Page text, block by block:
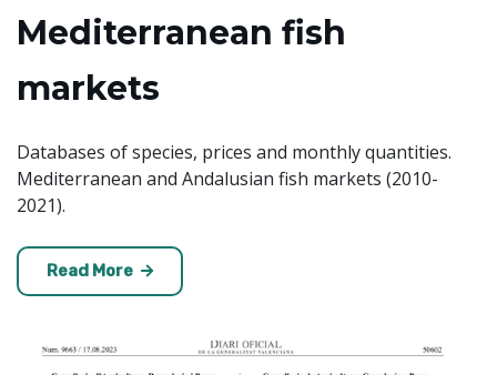
Mediterranean fish
markets
Databases of species, prices and monthly quantities.
Mediterranean and Andalusian fish markets (2010-
2021).
Read More